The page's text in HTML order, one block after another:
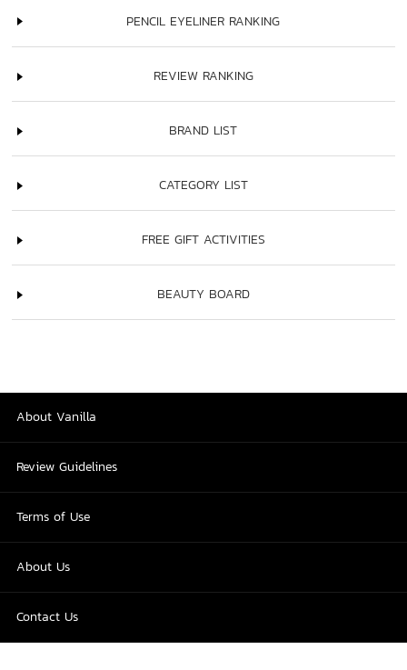
PENCIL EYELINER RANKING
REVIEW RANKING
BRAND LIST
CATEGORY LIST
FREE GIFT ACTIVITIES
BEAUTY BOARD
About Vanilla
Review Guidelines
Terms of Use
About Us
Contact Us